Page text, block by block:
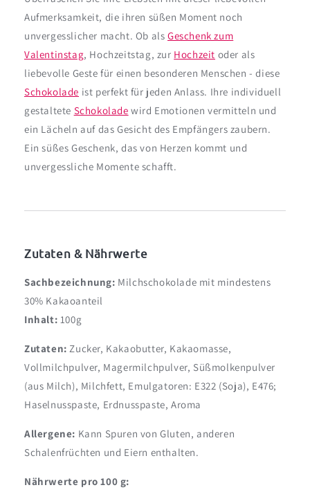
Aufmerksamkeit, die ihren süßen Moment noch
unvergesslicher macht. Ob alsGeschenk zum
Valentinstag, Hochzeitstag, zur Hochzeit oder als
liebevolle Geste für einen besonderen Menschen - diese
Schokolade ist perfekt für jeden Anlass. Ihre individuell
gestaltete Schokolade wird Emotionen vermitteln und
ein Lächeln auf das Gesicht des Empfängers zaubern.
Ein süßes Geschenk, das von Herzen kommt und
unvergessliche Momente schafft.
Zutaten & Nährwerte
Sachbezeichnung: Milchschokolade mit mindestens
30% Kakaoanteil
Inhalt: 100g
Zutaten: Zucker, Kakaobutter, Kakaomasse,
Vollmilchpulver, Magermilchpulver, Süßmolkenpulver
(aus Milch), Milchfett, Emulgatoren: E322 (Soja), E476;
Haselnusspaste, Erdnusspaste, Aroma
Allergene: Kann Spuren von Gluten, anderen
Schalenfrüchten und Eiern enthalten.
Nährwerte pro 100 g: